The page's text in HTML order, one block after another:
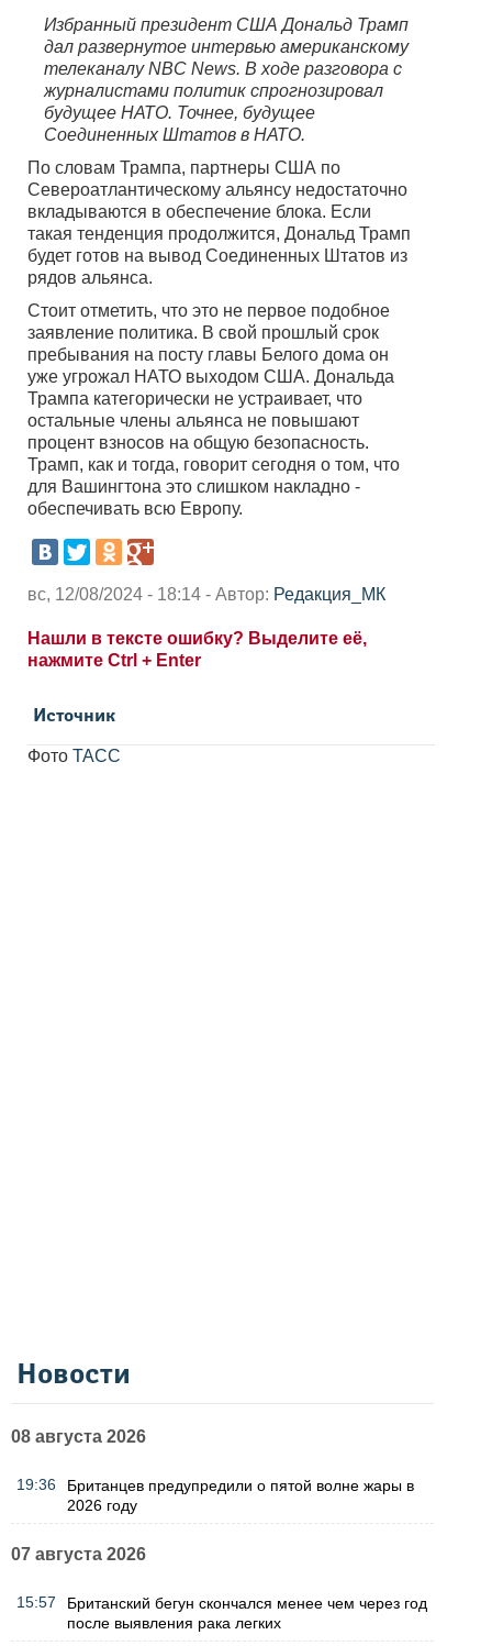
Избранный президент США Дональд Трамп
дал развернутое интервью американскому
телеканалу NBC News. В ходе разговора с
журналистами политик спрогнозировал
будущее НАТО. Точнее, будущее
Соединенных Штатов в НАТО.
По словам Трампа, партнеры США по
Североатлантическому альянсу недостаточно
вкладываются в обеспечение блока. Если
такая тенденция продолжится, Дональд Трамп
будет готов на вывод Соединенных Штатов из
рядов альянса.
Стоит отметить, что это не первое подобное
заявление политика. В свой прошлый срок
пребывания на посту главы Белого дома он
уже угрожал НАТО выходом США. Дональда
Трампа категорически не устраивает, что
остальные члены альянса не повышают
процент взносов на общую безопасность.
Трамп, как и тогда, говорит сегодня о том, что
для Вашингтона это слишком накладно -
обеспечивать всю Европу.
вс, 12/08/2024 - 18:14 - Автор: Редакция_МК
Нашли в тексте ошибку? Выделите её,
нажмите Ctrl + Enter
Источник
Фото ТАСС
Новости
08 августа 2026
19:36
Британцев предупредили о пятой волне жары в
2026 году
07 августа 2026
15:57
Британский бегун скончался менее чем через год
после выявления рака легких